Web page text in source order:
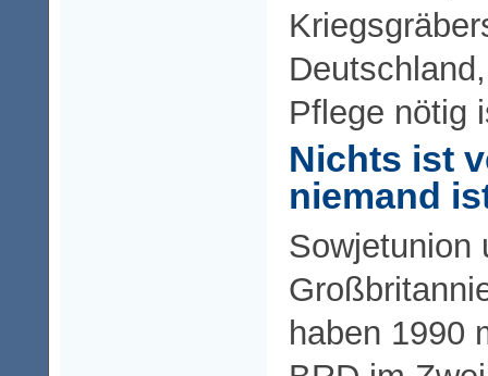
Pflege nötig
Nichts ist
niemand
Sowjetunion
haben 1990